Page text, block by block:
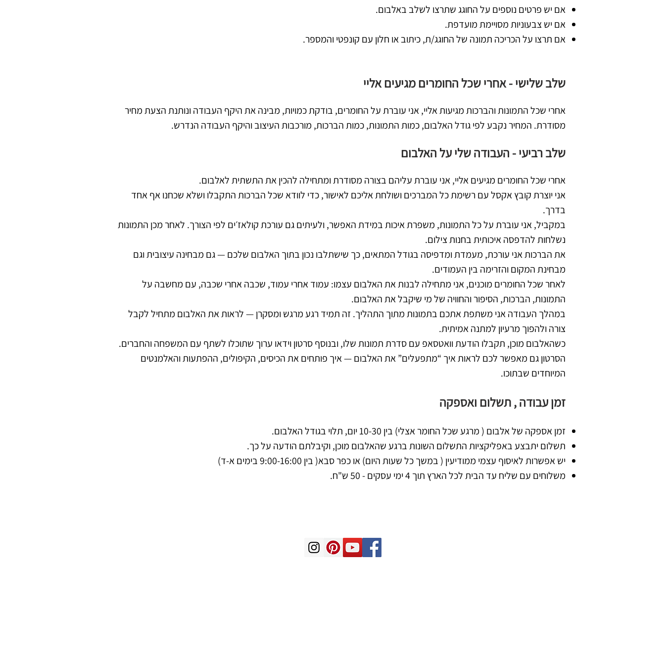
אם יש פרטים נוספים על החוגג שתרצו לשלב באלבום.
אם יש צבעוניות מסויימת מועדפת.
אם תרצו על הכריכה תמונה של החוגג/ת, כיתוב או חלון עם קונפטי והמספר.
שלב שלישי - אחרי שכל החומרים מגיעים אליי
אחרי שכל התמונות והברכות מגיעות אליי, אני עוברת על החומרים, בודקת כמויות, מבינה את היקף העבודה ונותנת הצעת מחיר
מסודרת. המחיר נקבע לפי גודל האלבום, כמות התמונות, כמות הברכות, מורכבות העיצוב והיקף העבודה הנדרש.
שלב רביעי - העבודה שלי על האלבום
אחרי שכל החומרים מגיעים אליי, אני עוברת עליהם בצורה מסודרת ומתחילה להכין את התשתית לאלבום.
אני יוצרת קובץ אקסל עם רשימת כל המברכים ושולחת אליכם לאישור, כדי לוודא שכל הברכות התקבלו ושלא שכחנו אף אחד
בדרך.
במקביל, אני עוברת על כל התמונות, משפרת איכות במידת האפשר, ולעיתים גם עורכת קולאז׳ים לפי הצורך. לאחר מכן התמונות
נשלחות להדפסה איכותית בחנות צילום.
את הברכות אני עורכת, מעמדת ומדפיסה בגודל המתאים, כך שישתלבו נכון בתוך האלבום שלכם — גם מבחינה עיצובית וגם
מבחינת המקום והזרימה בין העמודים.
לאחר שכל החומרים מוכנים, אני מתחילה לבנות את האלבום עצמו: עמוד אחרי עמוד, שכבה אחרי שכבה, עם מחשבה על
התמונות, הברכות, הסיפור והחוויה של מי שיקבל את האלבום.
במהלך העבודה אני משתפת אתכם בתמונות מתוך התהליך. זה תמיד רגע מרגש ומסקרן — לראות את האלבום מתחיל לקבל
צורה ולהפוך מרעיון למתנה אמיתית.
כשהאלבום מוכן, תקבלו הודעת וואטסאפ עם סדרת תמונות שלו, ובנוסף סרטון וידאו ערוך שתוכלו לשתף עם המשפחה והחברים.
הסרטון גם מאפשר לכם לראות איך “מתפעלים” את האלבום — איך פותחים את הכיסים, הקיפולים, ההפתעות והאלמנטים
המיוחדים שבתוכו.
זמן עבודה , תשלום ואספקה
זמן אספקה של אלבום ( מרגע שכל החומר אצלי) בין 10-30 יום, תלוי בגודל האלבום.
תשלום יתבצע באפליקציות התשלום השונות ברגע שהאלבום מוכן, וקיבלתם הודעה על כך.
יש אפשרות לאיסוף עצמי ממודיעין ( במשך כל שעות היום) או כפר סבא( בין 9:00-16:00 בימים א-ד)
משלוחים עם שליח עד הבית לכל הארץ תוך 4 ימי עסקים - 50 ש"ח.